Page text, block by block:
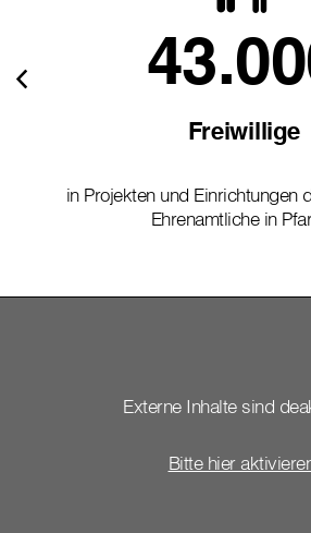
Freiwillige
in Projekten und Einrichtungen
Ehrenamtliche in
Externe Inhalte sind
Bitte hier